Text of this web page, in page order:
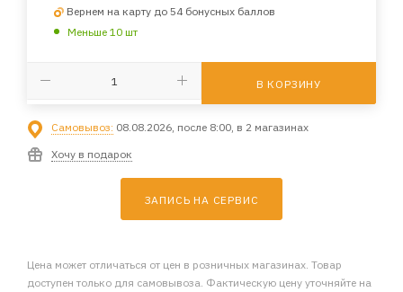
Вернем на карту до 54 бонусных баллов
Меньше 10 шт
В КОРЗИНУ
Самовывоз: 08.08.2026, после 8:00, в 2 магазинах
Хочу в подарок
ЗАПИСЬ НА СЕРВИС
Цена может отличаться от цен в розничных магазинах. Товар
доступен только для самовывоза. Фактическую цену уточняйте на